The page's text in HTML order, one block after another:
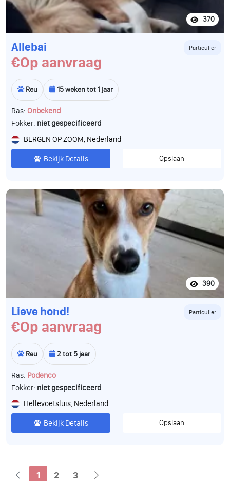
370
Allebai Particulier
€Op aanvraag
Reu 15 weken tot 1 jaar
Ras: Onbekend
Fokker: niet gespecificeerd
BERGEN OP ZOOM, Nederland
Bekijk Details Opslaan
390
Lieve hond! Particulier
€Op aanvraag
Reu 2 tot 5 jaar
Ras: Podenco
Fokker: niet gespecificeerd
Hellevoetsluis, Nederland
Bekijk Details Opslaan
1 2 3